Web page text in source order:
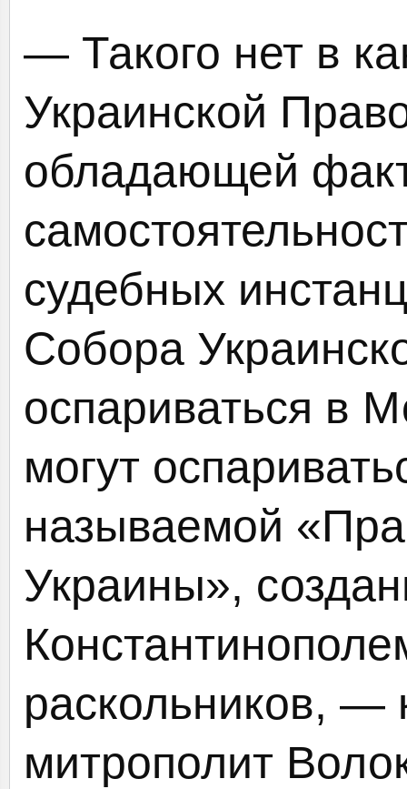
— Такого нет в
Украинской
обладающей
судебных
Собора
оспариваться в
могут
называемой
Украины»,
раскольников, —
митрополит